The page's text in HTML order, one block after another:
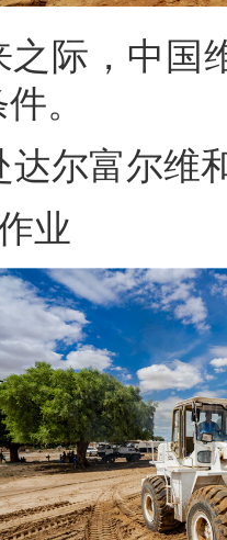
，中国维
。
富尔维
业